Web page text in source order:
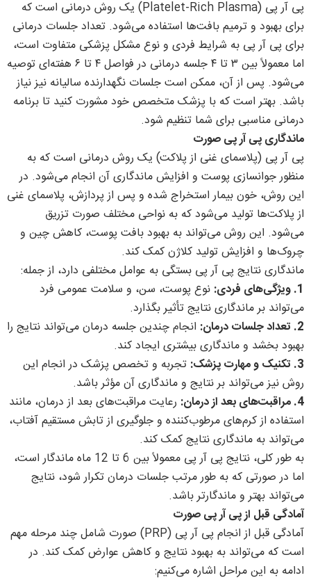
پی آر پی (Platelet-Rich Plasma) یک روش درمانی است که
برای بهبود و ترمیم بافت‌ها استفاده می‌شود. تعداد جلسات درمانی
برای پی آر پی به شرایط فردی و نوع مشکل پزشکی متفاوت است،
اما معمولاً بین ۳ تا ۴ جلسه درمانی در فواصل ۴ تا ۶ هفته‌ای توصیه
می‌شود. پس از آن، ممکن است جلسات نگهدارنده سالیانه نیز نیاز
باشد. بهتر است که با پزشک متخصص خود مشورت کنید تا برنامه
درمانی مناسبی برای شما تنظیم شود.
ماندگاری پی آر پی صورت
پی آر پی (پلاسمای غنی از پلاکت) یک روش درمانی است که به
منظور جوانسازی پوست و افزایش ماندگاری آن انجام می‌شود. در
این روش، خون بیمار استخراج شده و پس از پردازش، پلاسمای غنی
از پلاکت‌ها تولید می‌شود که به نواحی مختلف صورت تزریق
می‌شود. این روش می‌تواند به بهبود بافت پوست، کاهش چین و
چروک‌ها و افزایش تولید کلاژن کمک کند.
ماندگاری نتایج پی آر پی بستگی به عوامل مختلفی دارد، از جمله:
1. ویژگی‌های فردی:
نوع پوست، سن، و سلامت عمومی فرد
می‌تواند بر ماندگاری نتایج تأثیر بگذارد.
2. تعداد جلسات درمان:
انجام چندین جلسه درمان می‌تواند نتایج را
بهبود بخشد و ماندگاری بیشتری ایجاد کند.
3. تکنیک و مهارت پزشک:
تجربه و تخصص پزشک در انجام این
روش نیز می‌تواند بر نتایج و ماندگاری آن مؤثر باشد.
4. مراقبت‌های بعد از درمان:
رعایت مراقبت‌های بعد از درمان، مانند
استفاده از کرم‌های مرطوب‌کننده و جلوگیری از تابش مستقیم آفتاب،
می‌تواند به ماندگاری نتایج کمک کند.
به طور کلی، نتایج پی آر پی معمولاً بین 6 تا 12 ماه ماندگار است،
اما در صورتی که به طور مرتب جلسات درمان تکرار شود، نتایج
می‌تواند بهتر و ماندگارتر باشد.
آمادگی قبل از پی آر پی صورت
آمادگی قبل از انجام پی آر پی (PRP) صورت شامل چند مرحله مهم
است که می‌تواند به بهبود نتایج و کاهش عوارض کمک کند. در
ادامه به این مراحل اشاره می‌کنیم: